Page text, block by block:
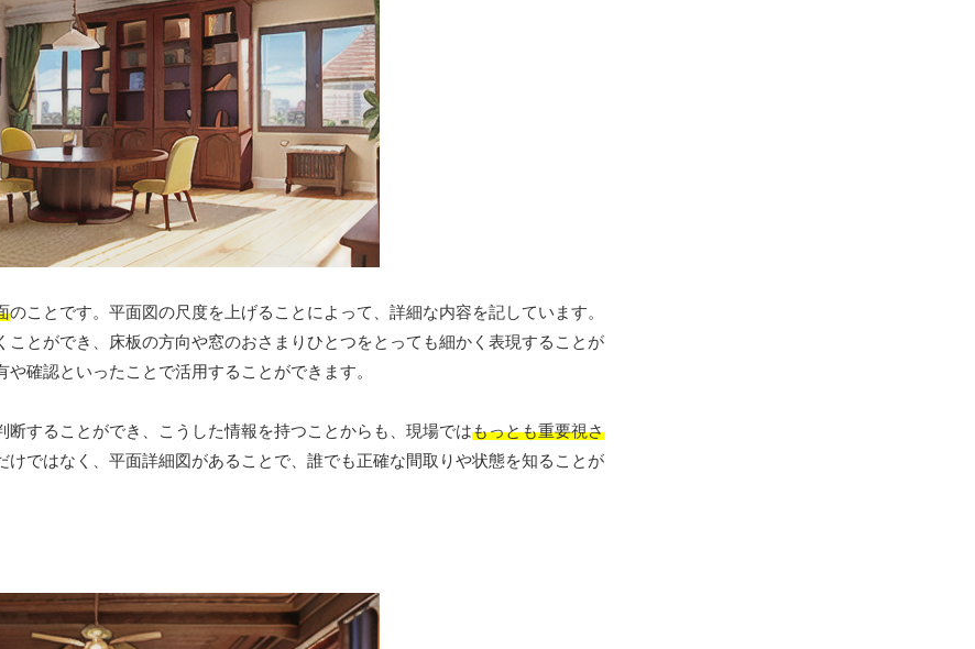
のことです。平面図の尺度を上げることによって、詳細な内容を記しています。
とができ、床板の方向や窓のおさまりひとつをとっても細かく表現することが
確認といったことで活用することができます。
することができ、こうした情報を持つことからも、現場ではもっとも重要視さ
けではなく、平面詳細図があることで、誰でも正確な間取りや状態を知ることが